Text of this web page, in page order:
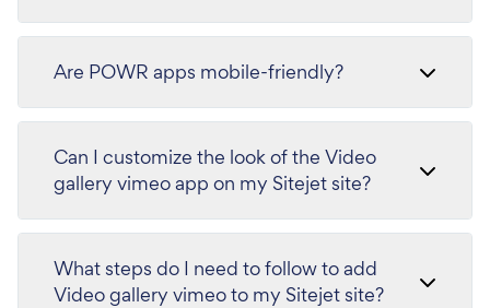
Are POWR apps mobile-friendly?
Can I customize the look of the Video
gallery vimeo app on my Sitejet site?
What steps do I need to follow to add
Video gallery vimeo to my Sitejet site?